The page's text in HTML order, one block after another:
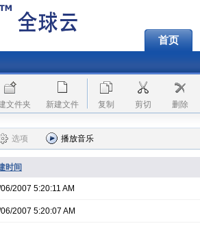
首页
文件夹 新建文件 复制 剪切 删除
选项 播放音乐
时间
2007 5:20:11 AM
2007 5:20:07 AM